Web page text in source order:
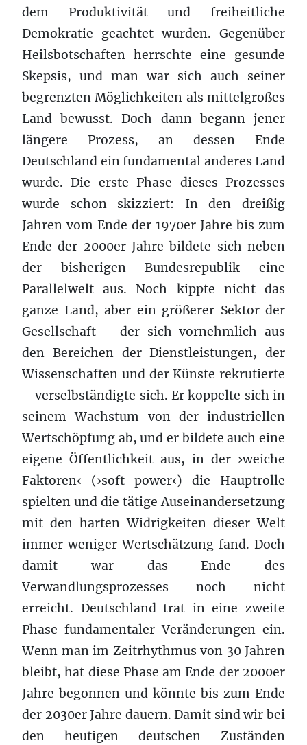
dem Produktivität und freiheitliche
Demokratie geachtet wurden. Gegenüber
Heilsbotschaften herrschte eine gesunde
Skepsis, und man war sich auch seiner
begrenzten Möglichkeiten als mittelgroßes
Land bewusst. Doch dann begann jener
längere Prozess, an dessen Ende
Deutschland ein fundamental anderes Land
wurde. Die erste Phase dieses Prozesses
wurde schon skizziert: In den dreißig
Jahren vom Ende der 1970er Jahre bis zum
Ende der 2000er Jahre bildete sich neben
der bisherigen Bundesrepublik eine
Parallelwelt aus. Noch kippte nicht das
ganze Land, aber ein größerer Sektor der
Gesellschaft – der sich vornehmlich aus
den Bereichen der Dienstleistungen, der
Wissenschaften und der Künste rekrutierte
– verselbständigte sich. Er koppelte sich in
seinem Wachstum von der industriellen
Wertschöpfung ab, und er bildete auch eine
eigene Öffentlichkeit aus, in der ›weiche
Faktoren‹ (›soft power‹) die Hauptrolle
spielten und die tätige Auseinandersetzung
mit den harten Widrigkeiten dieser Welt
immer weniger Wertschätzung fand. Doch
damit war das Ende des
Verwandlungsprozesses noch nicht
erreicht. Deutschland trat in eine zweite
Phase fundamentaler Veränderungen ein.
Wenn man im Zeitrhythmus von 30 Jahren
bleibt, hat diese Phase am Ende der 2000er
Jahre begonnen und könnte bis zum Ende
der 2030er Jahre dauern. Damit sind wir bei
den heutigen deutschen Zuständen